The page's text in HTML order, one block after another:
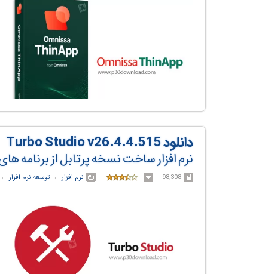
دانلود Turbo Studio v26.4.4.515
نرم افزار ساخت نسخه پرتابل از برنامه
98,308 نرم افزار ← ‏توسعه نرم افزار ← ‏